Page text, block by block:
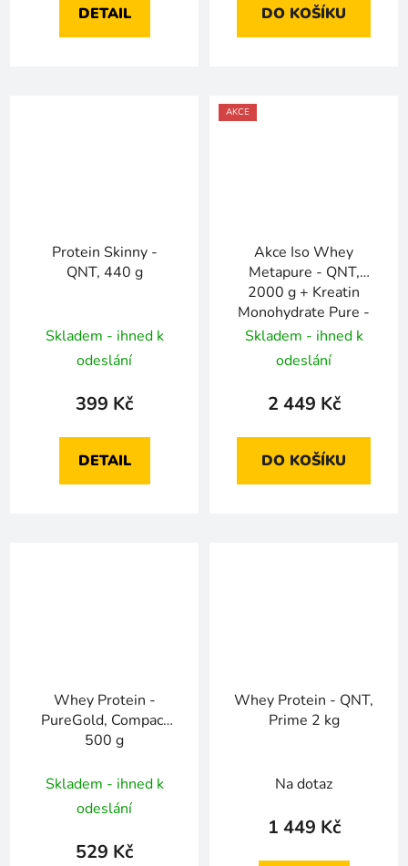
DETAIL DO KOŠÍKU
Protein Skinny -
QNT, 440 g
Skladem - ihned k
odeslání
399 Kč
DETAIL
AKCE
Akce Iso Whey
Metapure - QNT,
2000 g + Kreatin
Monohydrate Pure -
QNT, 800 g za 2449
Kč
Skladem - ihned k
odeslání
2 449 Kč
DO KOŠÍKU
Whey Protein -
PureGold, Compact
500 g
Skladem - ihned k
odeslání
529 Kč
Whey Protein - QNT,
Prime 2 kg
Na dotaz
1 449 Kč